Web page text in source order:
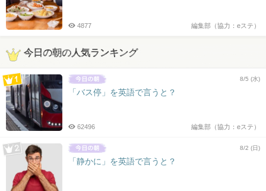
編集部（協力：eステ）
4877
今日の朝の人気ランキング
8/5 (水)
「バス停」を英語で言うと？
編集部（協力：eステ）
62496
8/2 (日)
「静かに」を英語で言うと？